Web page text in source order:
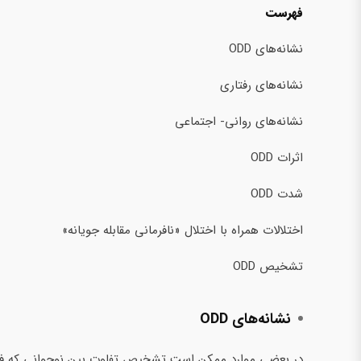
فهرست
نشانه‌های ODD
نشانه‌های رفتاری
نشانه‌های روانی- اجتماعی
اثرات ODD
شدت ODD
اختلالات همراه با اختلال «نافرمانی مقابله جویانه»
تشخیص ODD
نشانه‌های ODD